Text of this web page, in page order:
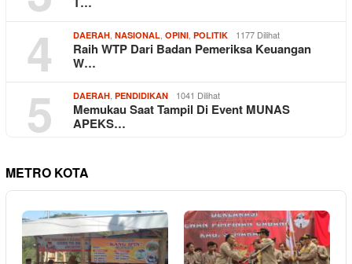
4 DAERAH, NASIONAL, OPINI, POLITIK 1177 Dilihat
Raih WTP Dari Badan Pemeriksa Keuangan
W…
5 DAERAH, PENDIDIKAN 1041 Dilihat
Memukau Saat Tampil Di Event MUNAS
APEKS…
METRO KOTA